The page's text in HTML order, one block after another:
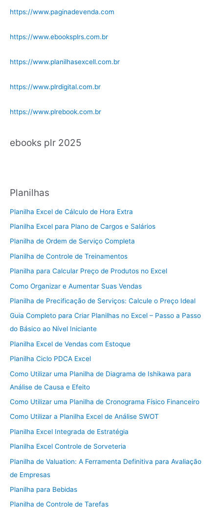
https://www.paginadevenda.com
https://www.ebooksplrs.com.br
https://www.planilhasexcell.com.br
https://www.plrdigital.com.br
https://www.plrebook.com.br
ebooks plr 2025
Planilhas
Planilha Excel de Cálculo de Hora Extra
Planilha Excel para Plano de Cargos e Salários
Planilha de Ordem de Serviço Completa
Planilha de Controle de Treinamentos
Planilha para Calcular Preço de Produtos no Excel
Como Organizar e Aumentar Suas Vendas
Planilha de Precificação de Serviços: Calcule o Preço Ideal
Guia Completo para Criar Planilhas no Excel – Passo a Passo
do Básico ao Nível Iniciante
Planilha Excel de Vendas com Estoque
Planilha Ciclo PDCA Excel
Como Utilizar uma Planilha de Diagrama de Ishikawa para
Análise de Causa e Efeito
Como Utilizar uma Planilha de Cronograma Físico Financeiro
Como Utilizar a Planilha Excel de Análise SWOT
Planilha Excel Integrada de Estratégia
Planilha Excel Controle de Sorveteria
Planilha de Valuation: A Ferramenta Definitiva para Avaliação
de Empresas
Planilha para Bebidas
Planilha de Controle de Tarefas